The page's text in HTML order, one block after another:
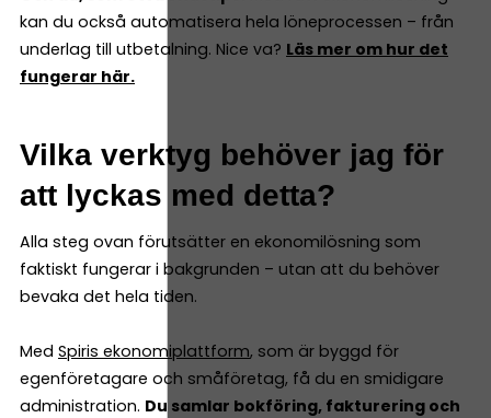
kan du också automatisera hela löneprocessen – från
underlag till utbetalning. Nice va? Läs mer om hur det
fungerar här.
Vilka verktyg behöver jag för
att lyckas med detta?
Alla steg ovan förutsätter en ekonomilösning som
faktiskt fungerar i bakgrunden – utan att du behöver
bevaka det hela tiden.
Med Spiris ekonomiplattform, som är byggd för
egenföretagare och småföretag, få du en smidigare
administration. Du samlar bokföring, fakturering och